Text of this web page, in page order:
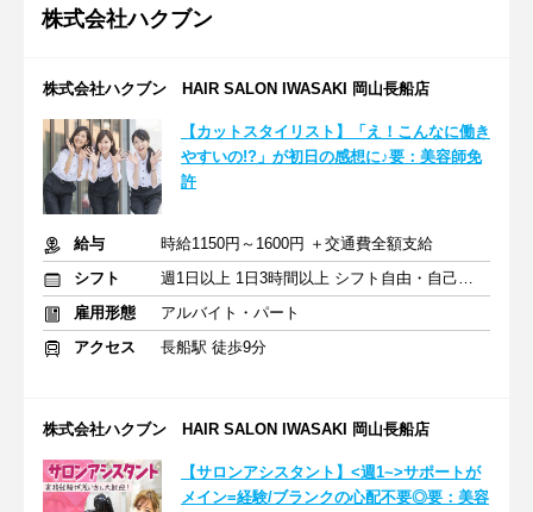
株式会社ハクブン
株式会社ハクブン HAIR SALON IWASAKI 岡山長船店
【カットスタイリスト】「え！こんなに働き
やすいの!?」が初日の感想に♪要：美容師免
許
給与
時給1150円～1600円 ＋交通費全額支給
シフト
週1日以上 1日3時間以上 シフト自由・自己申告
雇用形態
アルバイト・パート
アクセス
長船駅 徒歩9分
株式会社ハクブン HAIR SALON IWASAKI 岡山長船店
【サロンアシスタント】<週1~>サポートが
メイン=経験/ブランクの心配不要◎要：美容